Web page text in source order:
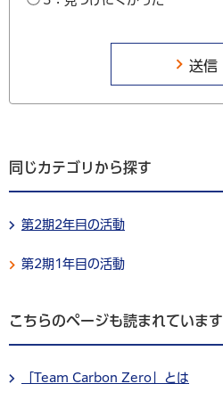
同じカテゴリから探す
第2期2年目の活動
第2期1年目の活動
こちらのページも読まれています
「Team Carbon Zero」とは